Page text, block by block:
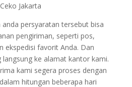
Jakarta
persyaratan tersebut bisa
pengiriman, seperti pos,
ekspedisi favorit Anda. Dan
langsung ke alamat kantor kami.
kami segera proses dengan
hitungan beberapa hari